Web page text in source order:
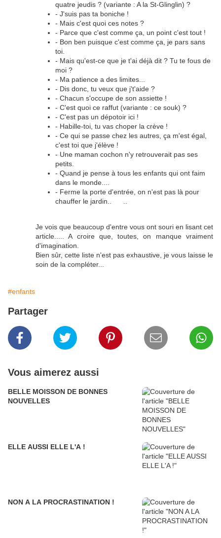
quatre jeudis ? (variante : A la St-Glinglin) ?
- J'suis pas ta boniche !
- Mais c'est quoi ces notes ?
- Parce que c'est comme ça, un point c'est tout !
- Bon ben puisque c'est comme ça, je pars sans
toi.
- Mais qu'est-ce que je t'ai déjà dit ? Tu te fous de
moi ?
- Ma patience a des limites...
- Dis donc, tu veux que j't'aide ?
- Chacun s'occupe de son assiette !
- C'est quoi ce raffut (variante : ce souk) ?
- C'est pas un dépotoir ici !
- Habille-toi, tu vas choper la crève !
- Ce qui se passe chez les autres, ça m'est égal,
c'est toi que j'élève !
- Une maman cochon n'y retrouverait pas ses
petits.
- Quand je pense à tous les enfants qui ont faim
dans le monde....
- Ferme la porte d'entrée, on n'est pas là pour
chauffer le jardin.. ..
Je vois que beaucoup d'entre vous ont souri en lisant cet
article..... A croire que, toutes, on manque vraiment
d'imagination.
Bien sûr, cette liste n'est pas exhaustive, je vous laisse le
soin de la compléter...
#enfants
Partager
Vous aimerez aussi
BELLE MOISSON DE BONNES
NOUVELLES
ELLE AUSSI ELLE L'A !
NON A LA PROCRASTINATION !